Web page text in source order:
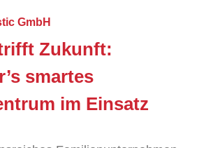
GmbH
Zukunft:
smartes
im Einsatz